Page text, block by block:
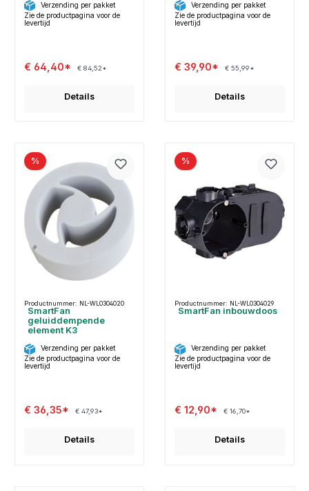
Verzending per pakket
Zie de productpagina voor de
levertijd
€ 64,40* € 84,52*
Details
Verzending per pakket
Zie de productpagina voor de
levertijd
€ 39,90* € 55,99*
Details
%
Productnummer: NL-WL0304020
SmartFan
geluiddempende
element K3
Verzending per pakket
Zie de productpagina voor de
levertijd
€ 36,35* € 47,93*
Details
%
Productnummer: NL-WL0304029
SmartFan inbouwdoos
Verzending per pakket
Zie de productpagina voor de
levertijd
€ 12,90* € 16,70*
Details